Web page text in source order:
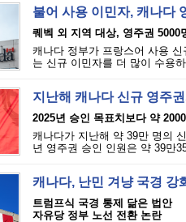
불어 사용 이민자, 캐나다
퀘벡 외 지역 대상, 영주권 5000
캐나다 정부가 프랑스어 사용
는 신규 이민자를 더 많이 수용
지난해 캐나다 신규 영주
2025년 승인 목표치보다 약
캐나다가 지난해 약 39만 명의
년 영주권 승인 인원은 약 39만
캐나다, 난민 겨냥 국경 강
트럼프식 국경 통제 닮은 법안
자유당 정부 노선 전환 논란